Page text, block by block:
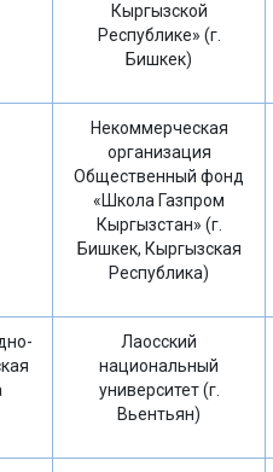
Кыргызской
Республике» (г.
Бишкек)
Некоммерческая
организация
Общественный фонд
«Школа Газпром
Кыргызстан» (г.
Бишкек, Кыргызская
Республика)
Лаосский
национальный
университет (г.
Вьентьян)